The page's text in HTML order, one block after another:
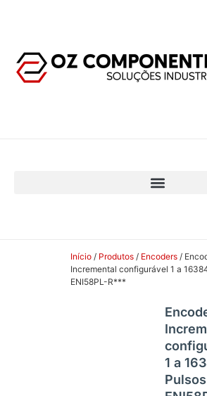
Início / Produtos / Encoders /
Incremental configurável 1 a
ENI58PL-R***
1 a
Pulsos